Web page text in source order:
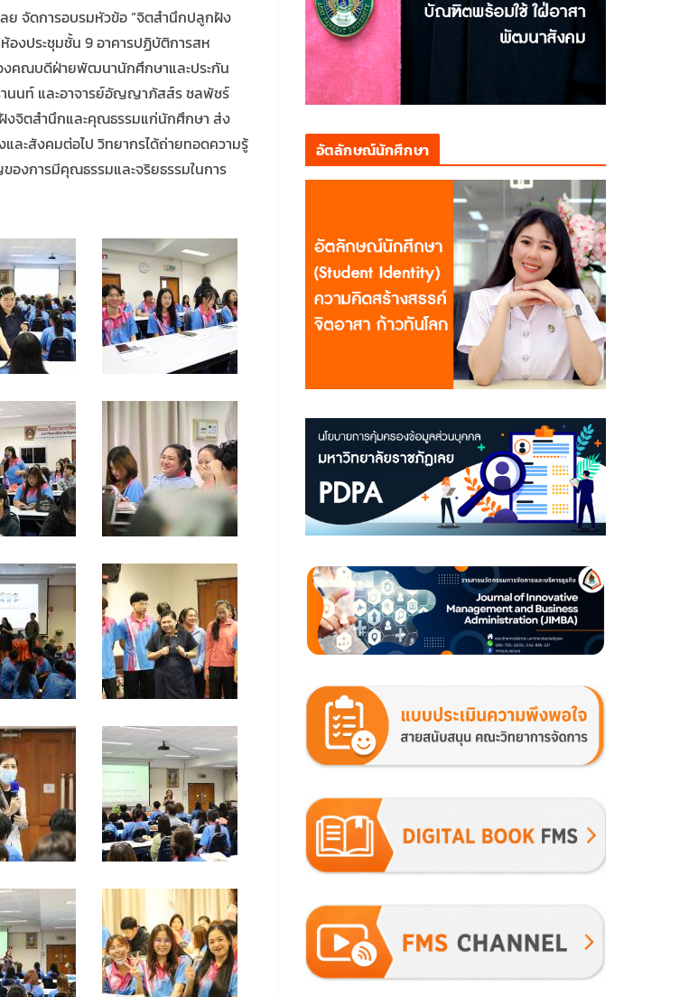
ย จัดการอบรมหัวข้อ “จิตสำนึกปลูกฝัง
งประชุมชั้น 9 อาคารปฏิบัติการสห
งคณบดีฝ่ายพัฒนานักศึกษาและประกัน
นนท์ และอาจารย์อัญญาภัสส์ร ชลพัชร์
งจิตสำนึกและคุณธรรมแก่นักศึกษา ส่ง
ละสังคมต่อไป วิทยากรได้ถ่ายทอดความรู้
องการมีคุณธรรมและจริยธรรมในการ
อัตลักษณ์นักศึกษา